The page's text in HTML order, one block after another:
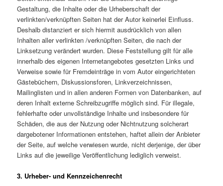
Gestaltung, die Inhalte oder die Urheberschaft der
verlinkten/verknüpften Seiten hat der Autor keinerlei Einfluss.
Deshalb distanziert er sich hiermit ausdrücklich von allen
Inhalten aller verlinkten /verknüpften Seiten, die nach der
Linksetzung verändert wurden. Diese Feststellung gilt für alle
innerhalb des eigenen Internetangebotes gesetzten Links und
Verweise sowie für Fremdeinträge in vom Autor eingerichteten
Gästebüchern, Diskussionsforen, Linkverzeichnissen,
Mailinglisten und in allen anderen Formen von Datenbanken, auf
deren Inhalt externe Schreibzugriffe möglich sind. Für illegale,
fehlerhafte oder unvollständige Inhalte und insbesondere für
Schäden, die aus der Nutzung oder Nichtnutzung solcherart
dargebotener Informationen entstehen, haftet allein der Anbieter
der Seite, auf welche verwiesen wurde, nicht derjenige, der über
Links auf die jeweilige Veröffentlichung lediglich verweist.
3. Urheber- und Kennzeichenrecht